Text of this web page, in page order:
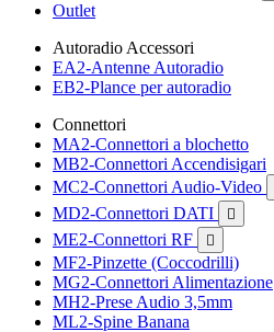
Outlet
Autoradio Accessori
EA2-Antenne Autoradio
EB2-Plance per autoradio
Connettori
MA2-Connettori a blochetto
MB2-Connettori Accendisigari
MC2-Connettori Audio-Video
MD2-Connettori DATI 
ME2-Connettori RF 
MF2-Pinzette (Coccodrilli)
MG2-Connettori Alimentazione
MH2-Prese Audio 3,5mm
ML2-Spine Banana